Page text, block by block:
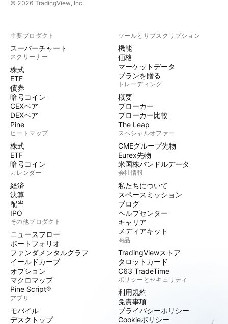
© 2026 TradingView, Inc.
主要プロダクト
スーパーチャート
スクリーナー
株式
ETF
債券
暗号コイン
CEXペア
DEXペア
Pine
ヒートマップ
株式
ETF
暗号コイン
カレンダー
経済
決算
配当
IPO
その他プロダクト
ニュースフロー
ポートフォリオ
ファンダメンタルグラフ
イールドカーブ
オプション
マクロマップ
Pine Script®
アプリ
モバイル
デスクトップ
ツールとサブスクリプション
機能
価格
マーケットデータ
プランを贈る
トレーディング
概要
ブローカー
ブローカー比較
The Leap
スペシャルオファー
CMEグループ先物
Eurex先物
米国株バンドルデータ
会社情報
私たちについて
スペースミッション
ブログ
ヘルプセンター
キャリア
メディアキット
商品
TradingViewストア
タロットカード
C63 TradeTime
ポリシーとセキュリティ
利用規約
免責事項
プライバシーポリシー
Cookieポリシー